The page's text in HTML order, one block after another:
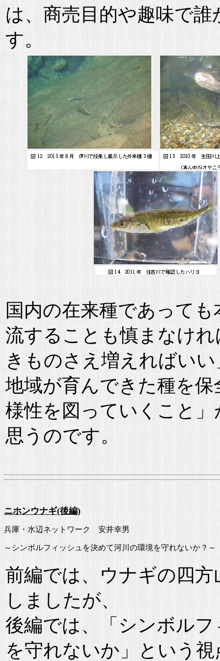
は、商売目的や趣味で
す。
国内の在来種であって
流することも慎まなけ
きものさえ増えればい
地域が育んできた種を
様性を図っていくこと
思うのです。
ニホンウナギ(後編)
兵庫・水辺ネットワーク 安井幸男
～シンボルフィッシュを決めて河川の環境を守れないか？～
前編では、ウナギの四
しましたが、
後編では、「シンボル
を守れないか」という